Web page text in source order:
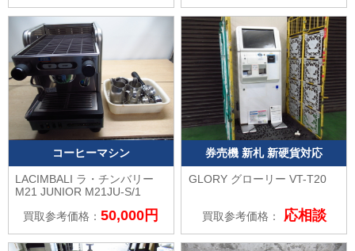
コーヒーマシン
LACIMBALI ラ・チンバリー
M21 JUNIOR M21JU-S/1
買取参考価格：50,000円
券売機 新札 新硬貨対応
GLORY グローリー VT-T20
買取参考価格： 応相談